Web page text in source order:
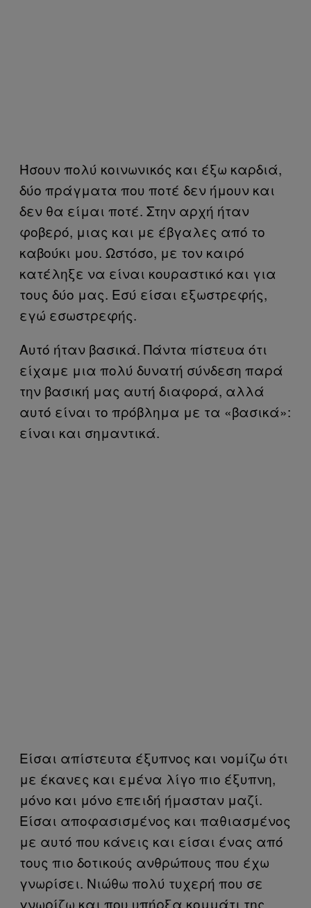
Ήσουν πολύ κοινωνικός και έξω καρδιά,
δύο πράγματα που ποτέ δεν ήμουν και
δεν θα είμαι ποτέ. Στην αρχή ήταν
φοβερό, μιας και με έβγαλες από το
καβούκι μου. Ωστόσο, με τον καιρό
κατέληξε να είναι κουραστικό και για
τους δύο μας. Εσύ είσαι εξωστρεφής,
εγώ εσωστρεφής.
Αυτό ήταν βασικά. Πάντα πίστευα ότι
είχαμε μια πολύ δυνατή σύνδεση παρά
την βασική μας αυτή διαφορά, αλλά
αυτό είναι το πρόβλημα με τα «βασικά»:
είναι και σημαντικά.
Είσαι απίστευτα έξυπνος και νομίζω ότι
με έκανες και εμένα λίγο πιο έξυπνη,
μόνο και μόνο επειδή ήμασταν μαζί.
Είσαι αποφασισμένος και παθιασμένος
με αυτό που κάνεις και είσαι ένας από
τους πιο δοτικούς ανθρώπους που έχω
γνωρίσει. Νιώθω πολύ τυχερή που σε
γνωρίζω και που υπήρξα κομμάτι της